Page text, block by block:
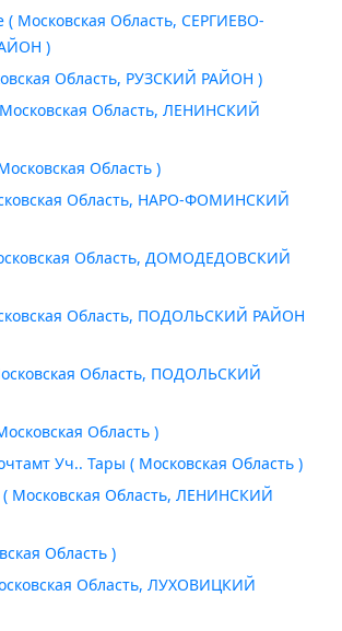
( Московская Область, СЕРГИЕВО-
)
Область, РУЗСКИЙ РАЙОН )
Область, ЛЕНИНСКИЙ
Область )
Область, НАРО-ФОМИНСКИЙ
Область, ДОМОДЕДОВСКИЙ
Область, ПОДОЛЬСКИЙ РАЙОН
Область, ПОДОЛЬСКИЙ
Область )
Уч.. Тары ( Московская Область )
( Московская Область, ЛЕНИНСКИЙ
Область )
Область, ЛУХОВИЦКИЙ